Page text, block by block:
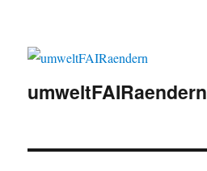
umweltFAIRaendern